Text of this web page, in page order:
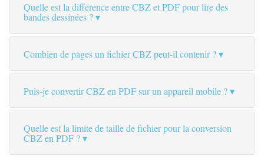
Quelle est la différence entre CBZ et PDF pour lire des
bandes dessinées ?
Combien de pages un fichier CBZ peut-il contenir ?
Puis-je convertir CBZ en PDF sur un appareil mobile ?
Quelle est la limite de taille de fichier pour la conversion
CBZ en PDF ?